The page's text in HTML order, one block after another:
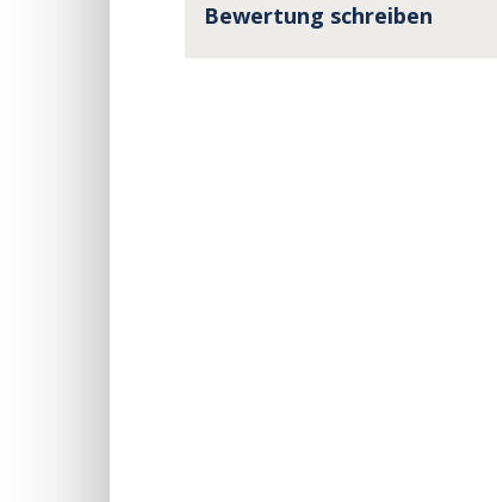
Bewertung schreiben